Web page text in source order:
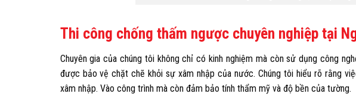
Thi công chống thấm ngược chuyên nghiệp tại
Chuyên gia của chúng tôi không chỉ có kinh nghiệm mà còn sử dụng công
được bảo vệ chặt chẽ khỏi sự xâm nhập của nước. Chúng tôi hiểu rõ rằng
xâm nhập. Vào công trình mà còn đảm bảo tính thẩm mỹ và độ bền của tường.